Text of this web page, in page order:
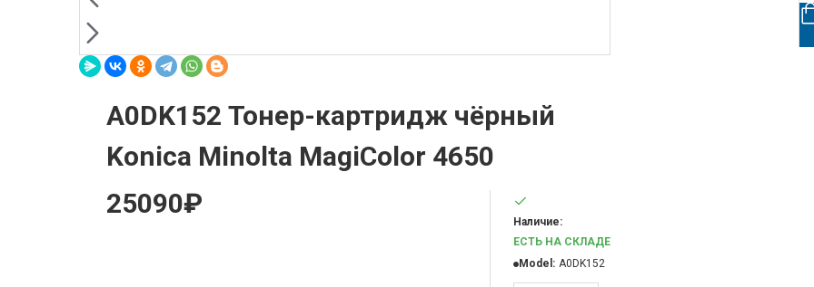
A0DK152 Тонер-картридж чёрный
Konica Minolta MagiColor 4650
25090₽
Наличие:
ЕСТЬ НА СКЛАДЕ
Model: A0DK152